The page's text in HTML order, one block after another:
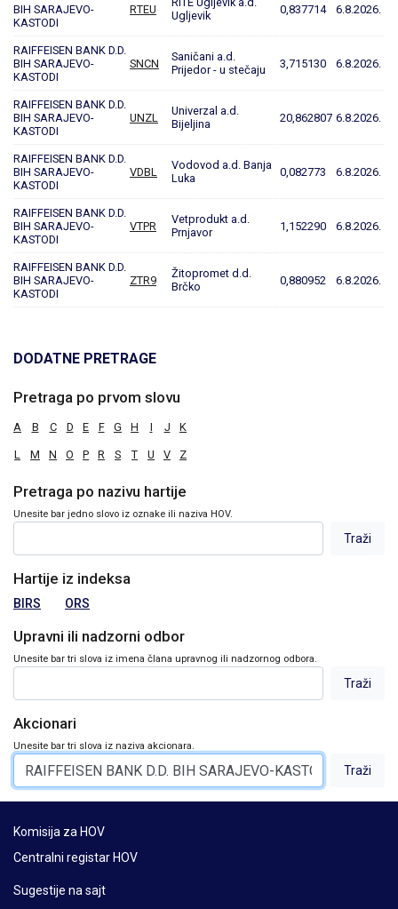
BIH SARAJEVO-
KASTODI
RTEU
Ugljevik
0,837714 6.8.2026.
RAIFFEISEN BANK D.D.
BIH SARAJEVO-
KASTODI
SNCN
Saničani a.d.
Prijedor - u stečaju
3,715130 6.8.2026.
RAIFFEISEN BANK D.D.
BIH SARAJEVO-
KASTODI
UNZL
Univerzal a.d.
Bijeljina
20,862807 6.8.2026.
RAIFFEISEN BANK D.D.
BIH SARAJEVO-
KASTODI
VDBL
Vodovod a.d. Banja
Luka
0,082773 6.8.2026.
RAIFFEISEN BANK D.D.
BIH SARAJEVO-
KASTODI
VTPR
Vetprodukt a.d.
Prnjavor
1,152290 6.8.2026.
RAIFFEISEN BANK D.D.
BIH SARAJEVO-
KASTODI
ZTR9
Žitopromet d.d.
Brčko
0,880952 6.8.2026.
DODATNE PRETRAGE
Pretraga po prvom slovu
A B C D E F G H I J K
L M N O P R S T U V Z
Pretraga po nazivu hartije
Unesite bar jedno slovo iz oznake ili naziva HOV.
Hartije iz indeksa
BIRS ORS
Upravni ili nadzorni odbor
Unesite bar tri slova iz imena člana upravnog ili nadzornog odbora.
Akcionari
Unesite bar tri slova iz naziva akcionara.
Komisija za HOV
Centralni registar HOV
Sugestije na sajt